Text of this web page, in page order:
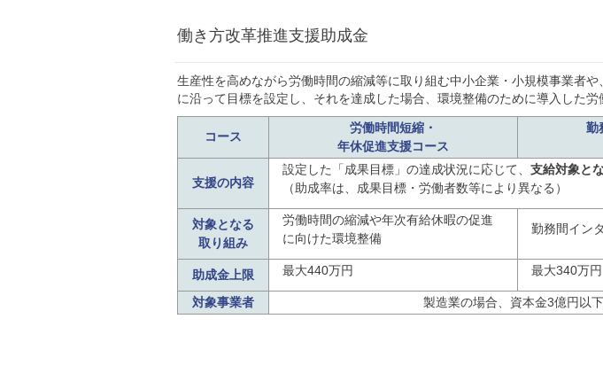
働き方改革推進支援助成金
生産性を高めながら労働時間の縮減等に取り組む中小企業・小規模事業者
に沿って目標を設定し、それを達成した場合、環境整備のために導入した
コース
労働時間短縮・
年休促進支援コース
勤
支援の内容
設定した「成果目標」の達成状況に応じて、 支給対象と
（助成率は、成果目標・労働者数等により異なる）
対象となる
取り組み
労働時間の縮減や年次有給休暇の促進
に向けた環境整備
勤務間イン
助成金上限 最大440万円 最大340万円
対象事業者 製造業の場合、資本金3億円以